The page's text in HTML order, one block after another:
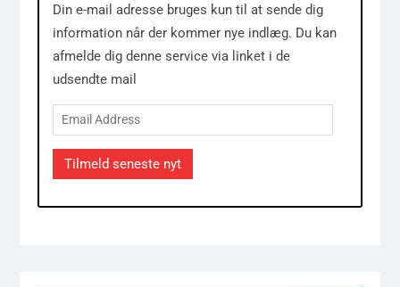
Din e-mail adresse bruges kun til at sende dig
information når der kommer nye indlæg. Du kan
afmelde dig denne service via linket i de
udsendte mail
Email
Address
Tilmeld seneste nyt